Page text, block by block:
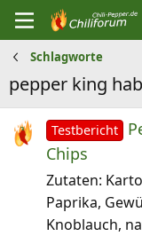
Schlagworte
pepper king
Testbericht
Chips
Zutaten:
Paprika,
Knoblauch,